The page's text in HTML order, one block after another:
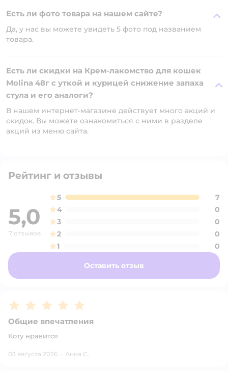
Есть ли фото товара на нашем сайте?
Да, у нас вы можете увидеть 5 фото под названием
товара.
Есть ли скидки на Крем-лакомство для кошек
Molina 48г с уткой и курицей снижение запаха
стула и его аналоги?
В нашем интернет-магазине действует много акций и
скидок. Вы можете ознакомиться с ними в разделе
акций из меню сайта.
Рейтинг и отзывы
5,0
7 отзывов
5
7
4
0
3
0
2
0
1
0
Оставить отзыв
Рейтинг:5
Общие впечатления
Коту нравится
03 августа 2026 · Анна С.